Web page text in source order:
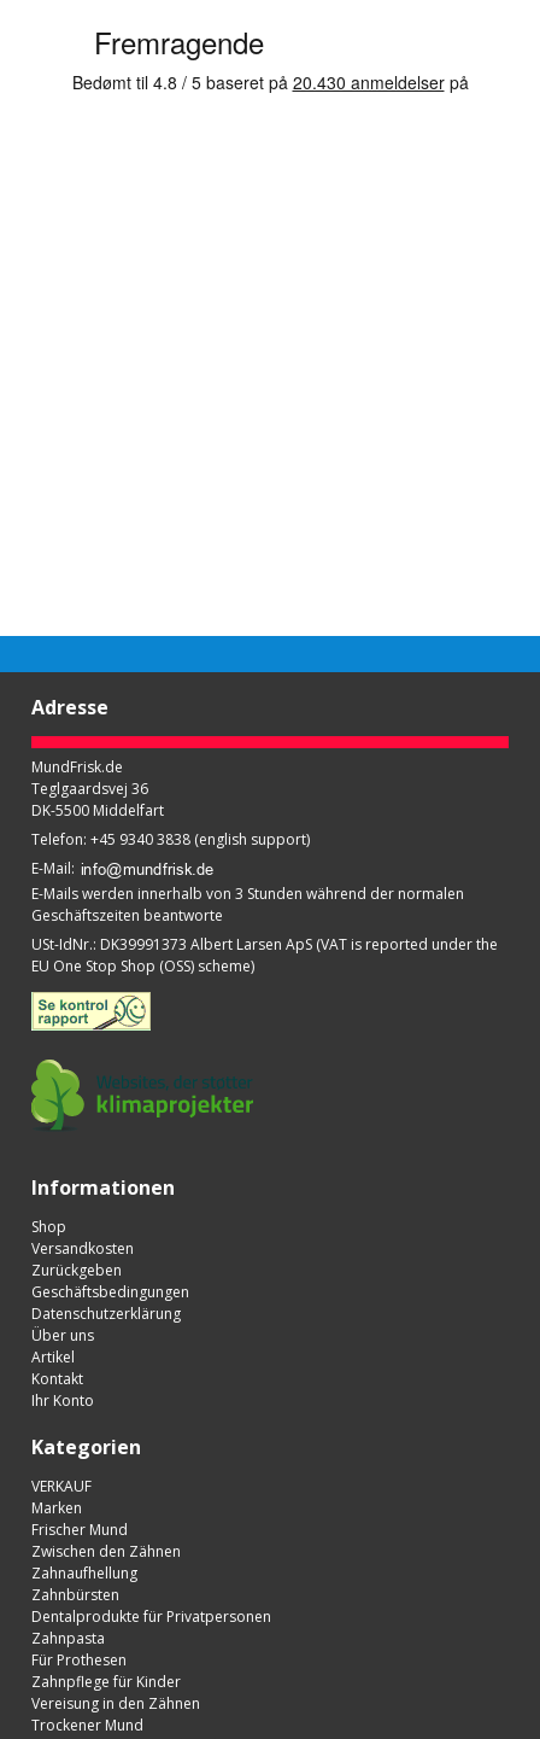
Adresse
MundFrisk.de
Teglgaardsvej 36
DK-5500 Middelfart
Telefon: +45 9340 3838 (english support)
E-Mail:
E-Mails werden innerhalb von 3 Stunden während der normalen
Geschäftszeiten beantworte
USt-IdNr.: DK39991373 Albert Larsen ApS (VAT is reported under the
EU One Stop Shop (OSS) scheme)
Informationen
Shop
Versandkosten
Zurückgeben
Geschäftsbedingungen
Datenschutzerklärung
Über uns
Artikel
Kontakt
Ihr Konto
Kategorien
VERKAUF
Marken
Frischer Mund
Zwischen den Zähnen
Zahnaufhellung
Zahnbürsten
Dentalprodukte für Privatpersonen
Zahnpasta
Für Prothesen
Zahnpflege für Kinder
Vereisung in den Zähnen
Trockener Mund